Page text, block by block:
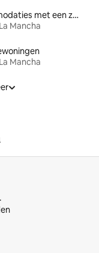
Accommodaties met een zwembad
Mancha
Mancha